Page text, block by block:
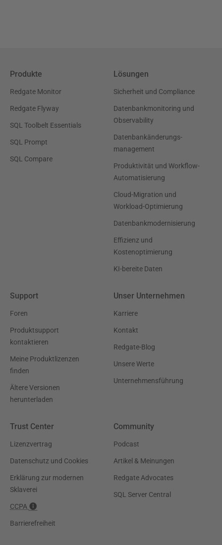
Produkte
Redgate Monitor
Redgate Flyway
SQL Toolbelt Essentials
SQL Prompt
SQL Compare
Lösungen
Sicherheit und Compliance
Datenbankmonitoring und
Observability
Datenbankänderungs-
management
Produktivität und Workflow-
Automatisierung
Cloud-Migration und
Workload-Optimierung
Datenbankmodernisierung
Effizienz und
Kostenoptimierung
KI-bereite Daten
Support
Foren
Produktsupport
kontaktieren
Meine Produktlizenzen
finden
Ältere Versionen
herunterladen
Unser Unternehmen
Karriere
Kontakt
Redgate-Blog
Unsere Werte
Unternehmensführung
Trust Center
Lizenzvertrag
Datenschutz und Cookies
Erklärung zur modernen
Sklaverei
CCPA
Barrierefreiheit
Community
Podcast
Artikel & Meinungen
Redgate Advocates
SQL Server Central